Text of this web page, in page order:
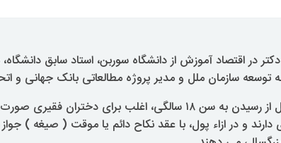
در اقتصاد آموزش از دانشگاه سوربن، استاد سابق دانشگاه،
توسعه سازمان ملل و مدیر پروژه مطالعاتی بانک جھانی و
– کودک همسری، ازدواج قبل از رسیدن به سن ۱۸ سالگی، اغلب برای
دارند و در ازاء پول، با عقد نکاح دائم یا موقت ( صیغه )